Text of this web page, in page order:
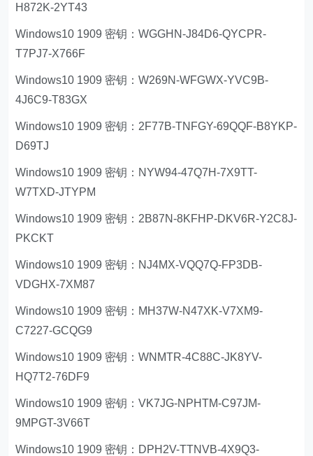
H872K-2YT43
Windows10 1909 密钥：WGGHN-J84D6-QYCPR-
T7PJ7-X766F
Windows10 1909 密钥：W269N-WFGWX-YVC9B-
4J6C9-T83GX
Windows10 1909 密钥：2F77B-TNFGY-69QQF-B8YKP-
D69TJ
Windows10 1909 密钥：NYW94-47Q7H-7X9TT-
W7TXD-JTYPM
Windows10 1909 密钥：2B87N-8KFHP-DKV6R-Y2C8J-
PKCKT
Windows10 1909 密钥：NJ4MX-VQQ7Q-FP3DB-
VDGHX-7XM87
Windows10 1909 密钥：MH37W-N47XK-V7XM9-
C7227-GCQG9
Windows10 1909 密钥：WNMTR-4C88C-JK8YV-
HQ7T2-76DF9
Windows10 1909 密钥：VK7JG-NPHTM-C97JM-
9MPGT-3V66T
Windows10 1909 密钥：DPH2V-TTNVB-4X9Q3-